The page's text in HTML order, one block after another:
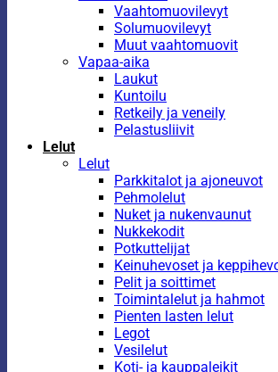
Vaahtomuovilevyt
Solumuovilevyt
Muut vaahtomuovit
Vapaa-aika
Laukut
Kuntoilu
Retkeily ja veneily
Pelastusliivit
Lelut
Lelut
Parkkitalot ja ajoneuvot
Pehmolelut
Nuket ja nukenvaunut
Nukkekodit
Potkuttelijat
Keinuhevoset ja
Pelit ja soittimet
Toimintalelut ja hahmot
Pienten lasten lelut
Legot
Vesilelut
Koti- ja kauppaleikit